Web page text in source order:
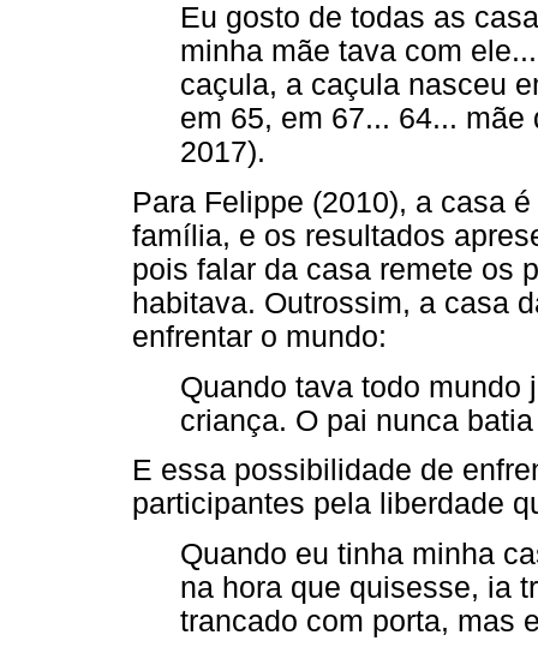
Eu gosto de todas as
minha mãe tava com
caçula, a caçula nasceu
em 65, em 67... 64...
2017).
Para Felippe (2010), a casa
família, e os resultados
pois falar da casa remete os
habitava. Outrossim, a casa
enfrentar o mundo:
Quando tava todo mundo
criança. O pai nunca
E essa possibilidade de
participantes pela liberdade
Quando eu tinha minha
na hora que quisesse, ia
trancado com porta, mas